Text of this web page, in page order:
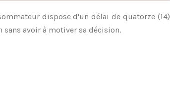
dispose d'un délai de quatorze (14)
avoir à motiver sa décision.